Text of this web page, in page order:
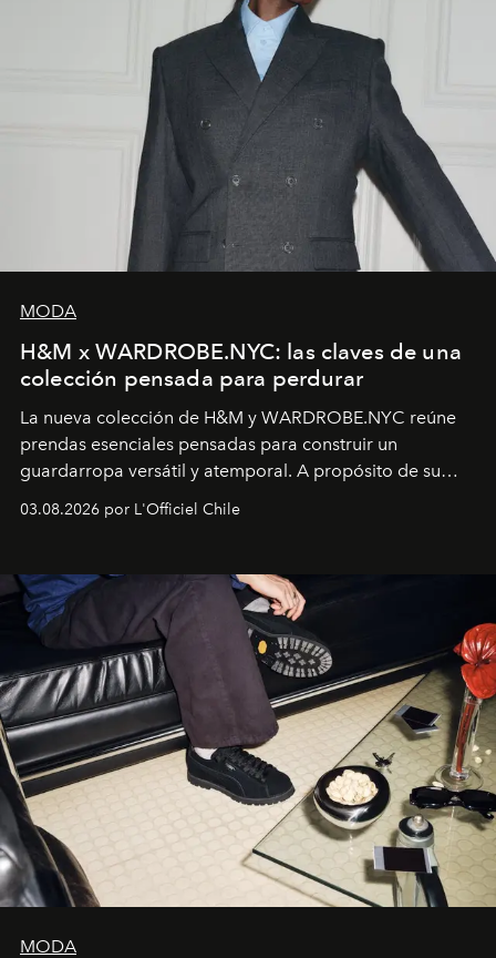
MODA
H&M x WARDROBE.NYC: las claves de una
colección pensada para perdurar
La nueva colección de H&M y WARDROBE.NYC reúne
prendas esenciales pensadas para construir un
guardarropa versátil y atemporal. A propósito de su
lanzamiento, los fundadores de la firma neoyorquina y
la asesora creativa y jefa de diseño global de la marca
y la filosofía detrás de la propuesta.
03.08.2026 por L'Officiel Chile
MODA